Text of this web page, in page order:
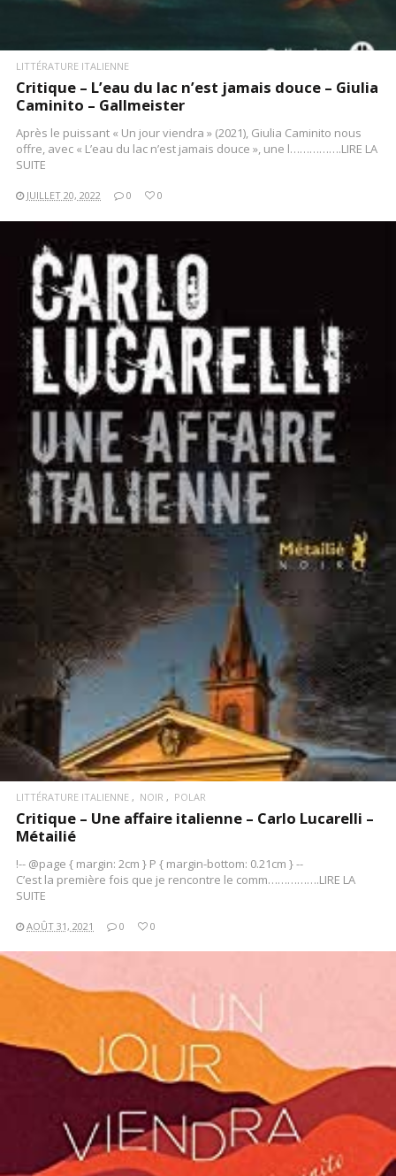
LITTÉRATURE ITALIENNE
Critique – L’eau du lac n’est jamais douce – Giulia
Caminito – Gallmeister
Après le puissant « Un jour viendra » (2021), Giulia Caminito nous
offre, avec « L’eau du lac n’est jamais douce », une l…………….LIRE LA
SUITE
JUILLET 20, 2022 0 0
LIRE LA SUITE
LITTÉRATURE ITALIENNE NOIR POLAR
Critique – Une affaire italienne – Carlo Lucarelli –
Métailié
!-- @page { margin: 2cm } P { margin-bottom: 0.21cm } --
C’est la première fois que je rencontre le comm…………….LIRE LA
SUITE
AOÛT 31, 2021 0 0